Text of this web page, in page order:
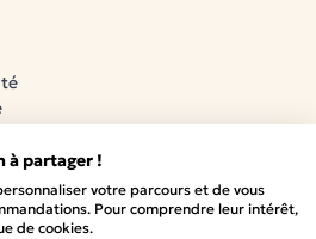
pensé pour les
entre le lit et le matelas,
et confortable.
besoin de chercher
à partager !
votre parcours et de vous
Pour comprendre leur intérêt,
de cookies.